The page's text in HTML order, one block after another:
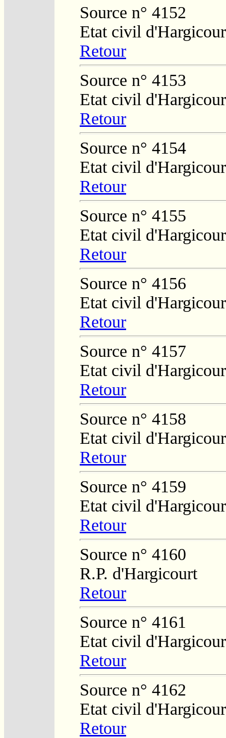
Source n° 4152
Etat civil
Retour
Source n° 4153
Etat civil
Retour
Source n° 4154
Etat civil
Retour
Source n° 4155
Etat civil
Retour
Source n° 4156
Etat civil
Retour
Source n° 4157
Etat civil
Retour
Source n° 4158
Etat civil
Retour
Source n° 4159
Etat civil
Retour
Source n° 4160
R.P. d'Hargicourt
Retour
Source n° 4161
Etat civil
Retour
Source n° 4162
Etat civil
Retour